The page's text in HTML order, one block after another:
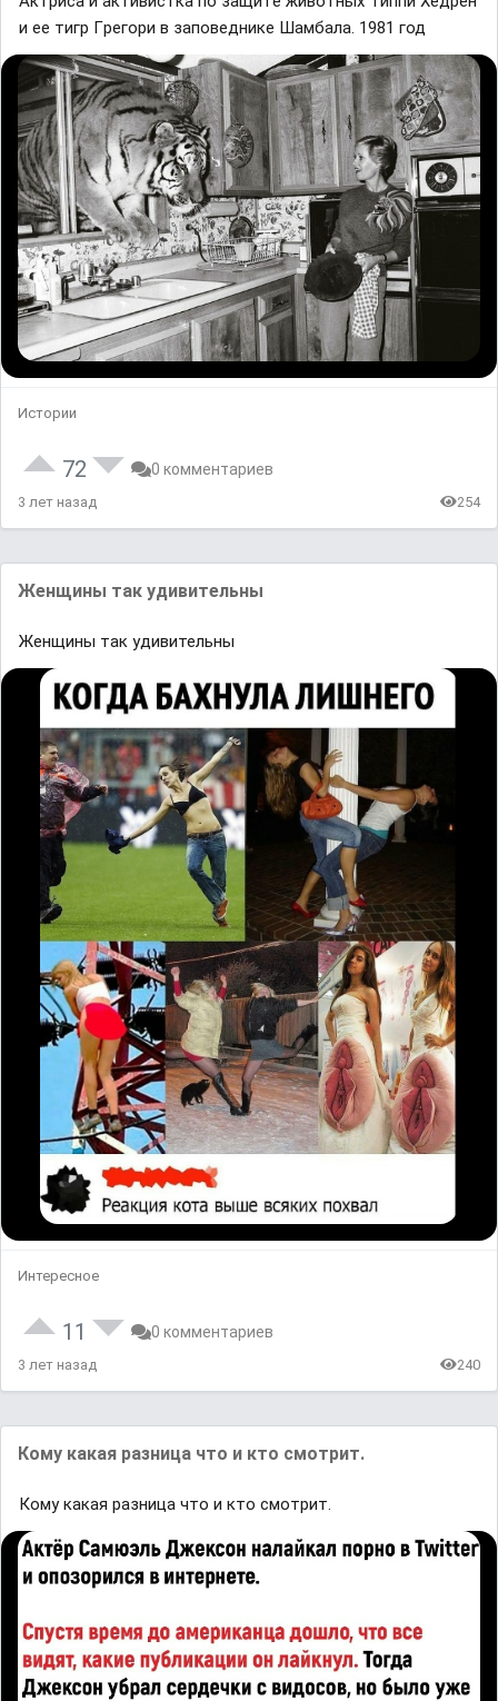
и еe тигp Гpeгоpи в зaповeднике Шамбала. 1981 год
Истории
72 0 комментариев
3 лет назад 254
Жeнщины так удивительны
Жeнщины так удивительны
Интересное
11 0 комментариев
3 лет назад 240
Кому какая разница что и кто смотрит.
Кому какая разница что и кто смотрит.